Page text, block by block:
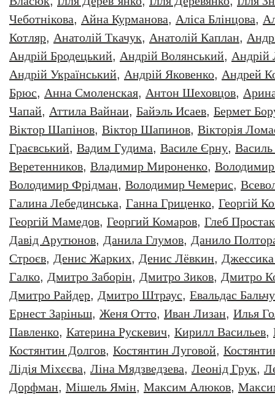
Чеботнікова, Айна Курманова, Аліса Блінцова,
Котляр, Анатолiй Ткачук, Анатолій Каплан,
Андрій Бродецький, Андрій Волянський, Андрій
Андрій Український, Андрій Яковенко, Андрей
Брюс, Анна Смоленская, Антон Шеховцов,
Чапай, Аттила Вайнаи, Байэль Исаев, Бермет
Віктор Шапінов, Віктор Шапинов, Вікторія
Граєвський, Вадим Гудима, Василе Єрну,
Веретенников, Владимир Мироненко,
Володимир Фрідман, Володимир Чемерис,
Галина Лебединська, Ганна Гриценко, Георгiй
Георгій Мамедов, Георгий Комаров, Глеб
Давiд Арутюнов, Данила Глумов, Данило
Строєв, Денис Жарких, Денис Лёвкин,
Галко, Дмитро Заборiн, Дмитро Зиков, Дмитро
Дмитро Райдер, Дмитро Штраус, Евальдас
Ернест Заріньш, Женя Отто, Иван Лизан, Илья
Павленко, Катерина Рускевич, Кирилл Васильев,
Костянтин Долгов, Костянтин Луговой,
Лідія Міхєєва, Ліна Мядзведзева, Леонiд Грук,
Дорфман, Мішель Ямін, Максим Алюков,